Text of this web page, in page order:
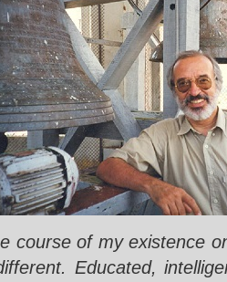
course of my existence
Educated,